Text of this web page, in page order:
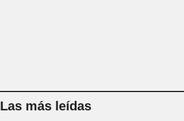
Las más leídas